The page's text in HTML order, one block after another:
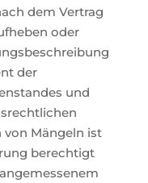
dem Vertrag
oder
der
und
von Mängeln ist
berechtigt